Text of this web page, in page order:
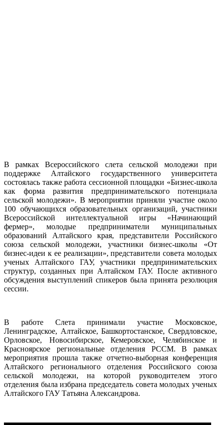
В рамках Всероссийского слета сельской молодежи при
поддержке Алтайского государственного университета
состоялась также работа сессионной площадки «Бизнес-школа
как форма развития предпринимательского потенциала
сельской молодежи». В мероприятии приняли участие около
100 обучающихся образовательных организаций, участники
Всероссийской интеллектуальной игры «Начинающий
фермер», молодые предприниматели муниципальных
образований Алтайского края, представители Российского
союза сельской молодежи, участники бизнес-школы «От
бизнес-идеи к ее реализации», представители совета молодых
ученых Алтайского ГАУ, участники предпринимательских
структур, созданных при Алтайском ГАУ. После активного
обсуждения выступлений спикеров была принята резолюция
сессии.
В работе Слета принимали участие Московское,
Ленинградское, Алтайское, Башкортостанское, Свердловское,
Орловское, Новосибирское, Кемеровское, Челябинское и
Красноярское региональные отделения РССМ. В рамках
мероприятия прошла также отчетно-выборная конференция
Алтайского регионального отделения Российского союза
сельской молодежи, на которой руководителем этого
отделения была избрана председатель совета молодых ученых
Алтайского ГАУ Татьяна Александрова.